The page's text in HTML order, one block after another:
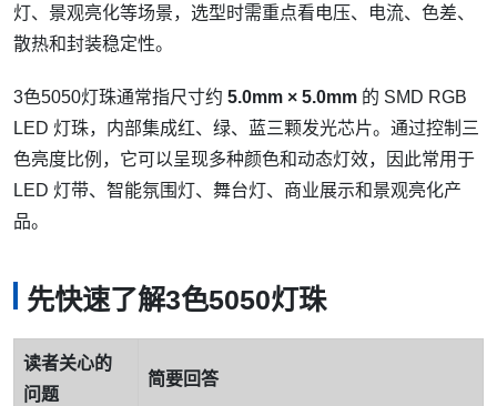
灯、景观亮化等场景，选型时需重点看电压、电流、色差、
散热和封装稳定性。
3色5050灯珠通常指尺寸约 5.0mm × 5.0mm 的 SMD RGB
LED 灯珠，内部集成红、绿、蓝三颗发光芯片。通过控制三
色亮度比例，它可以呈现多种颜色和动态灯效，因此常用于
LED 灯带、智能氛围灯、舞台灯、商业展示和景观亮化产
品。
先快速了解3色5050灯珠
读者关心的
问题
简要回答